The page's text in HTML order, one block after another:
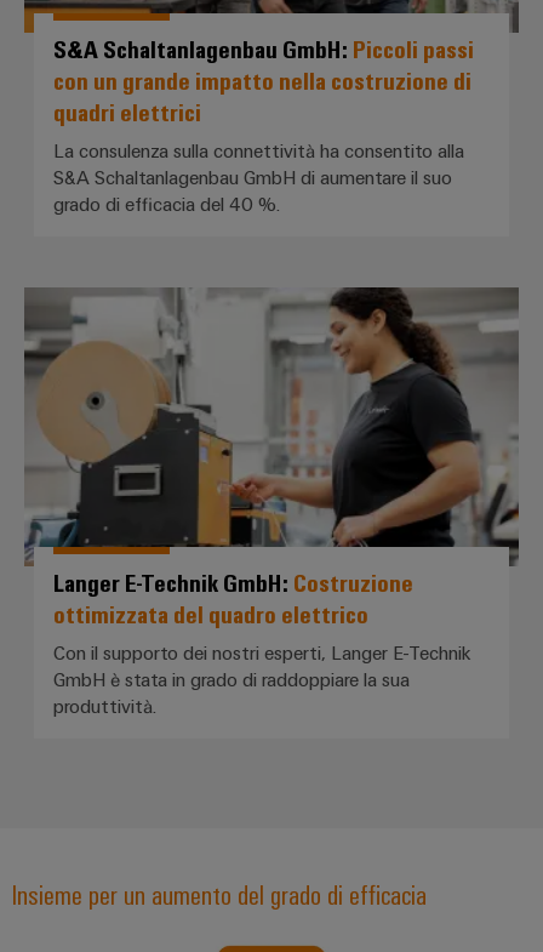
Nuovi
prodotti
pratica per la
nostre
novità
Industrial
Connectivity.
Configuratore
Weidmüller
Ingegneria
digitale di
livello
S&A Schaltanlagenbau GmbH: Piccoli passi
con un grande impatto nella costruzione di
quadri elettrici
La consulenza sulla connettività ha consentito alla
S&A Schaltanlagenbau GmbH di aumentare il suo
grado di efficacia del 40 %.
Langer E-Technik GmbH:
Langer E-Technik GmbH: Costruzione
ottimizzata del quadro elettrico
Con il supporto dei nostri esperti, Langer E-Technik
GmbH è stata in grado di raddoppiare la sua
produttività.
Insieme per un aumento del grado di efficacia